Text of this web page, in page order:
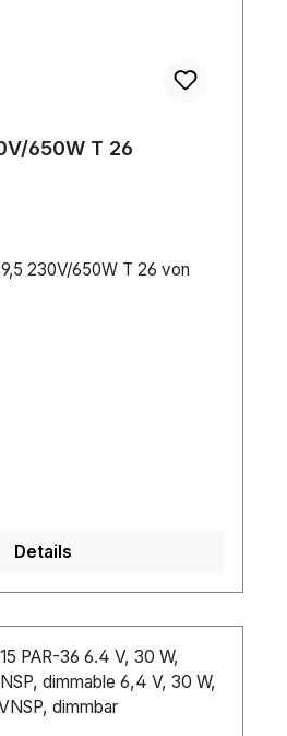
650W T 26
230V/650W T 26 von
Details